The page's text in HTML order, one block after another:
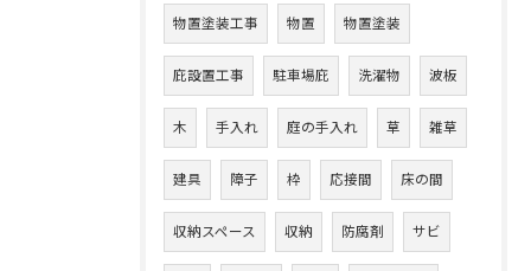
物置塗装工事 物置 物置塗装
庇設置工事 駐車場庇 洗濯物 波板
木 手入れ 庭の手入れ 草 雑草
建具 障子 枠 応接間 床の間
収納スペース 収納 防腐剤 サビ